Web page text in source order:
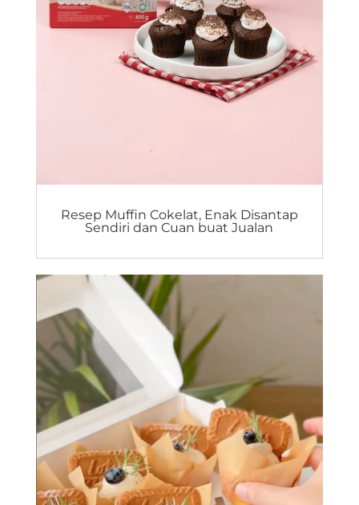
Resep Muffin Cokelat, Enak Disantap
Sendiri dan Cuan buat Jualan